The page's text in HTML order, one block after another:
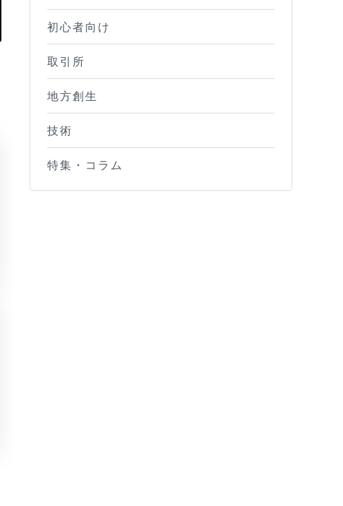
初心者向け
取引所
地方創生
技術
特集・コラム